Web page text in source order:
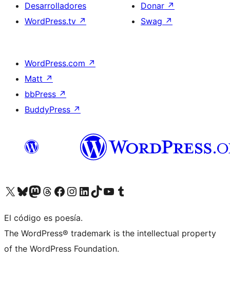
Desarrolladores
WordPress.tv ↗
Donar ↗
Swag ↗
WordPress.com ↗
Matt ↗
bbPress ↗
BuddyPress ↗
Visita nuestra cuenta de X (anteriormente Twitter)
Visita nuestra cuenta de Bluesky
Visita nuestra cuenta de Mastodon
Visita nuestra cuenta de Threads
Visita nuestra página de Facebook
Visita nuestra cuenta de Instagram
Visita nuestra cuenta de LinkedIn
Visita nuestra cuenta de TikTok
Visita nuestro canal de YouTube
Visita nuestra cuenta de Tumblr
El código es poesía.
The WordPress® trademark is the intellectual property
of the WordPress Foundation.